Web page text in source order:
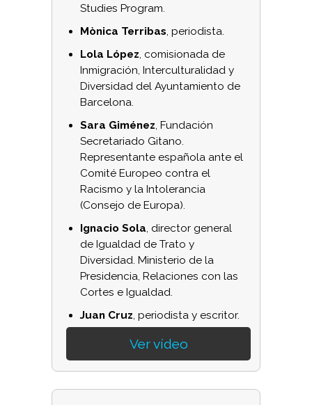
Studies Program.
Mònica Terribas, periodista.
Lola López, comisionada de
Inmigración, Interculturalidad y
Diversidad del Ayuntamiento de
Barcelona.
Sara Giménez, Fundación
Secretariado Gitano.
Representante española ante el
Comité Europeo contra el
Racismo y la Intolerancia
(Consejo de Europa).
Ignacio Sola, director general
de Igualdad de Trato y
Diversidad. Ministerio de la
Presidencia, Relaciones con las
Cortes e Igualdad.
Juan Cruz, periodista y escritor.
Ver vídeo